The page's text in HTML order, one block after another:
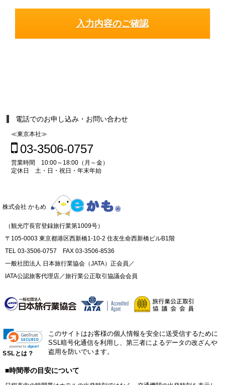
電話でのお申し込み・お問い合わせ
≪東京本社≫
03-3506-0757
営業時間 10:00～18:00（月～金）
定休日 土・日・祝日・年末年始
株式会社 かもめ
（観光庁長官登録旅行業第1009号）
〒105-0003 東京都港区西新橋1-10-2 住友生命西新橋ビルB1階
TEL 03-3506-0757 FAX 03-3506-8536
一般社団法人 日本旅行業協会（JATA）正会員／
IATA公認旅客代理店／旅行業公正取引協議会会員
SSLとは？
このサイトはお客様の個人情報を安全に送受信するために
SSL暗号化通信を利用し、第三者によるデータの改ざんや
盗用を防いでいます。
■時間帯の目安について